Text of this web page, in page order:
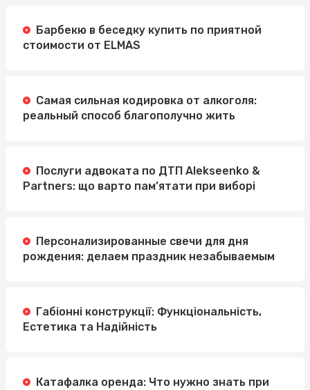
Барбекю в беседку купить по приятной
стоимости от ELMAS
Самая сильная кодировка от алкоголя:
реальный способ благополучно жить
Послуги адвоката по ДТП Alekseenko &
Partners: що варто пам’ятати при виборі
Персонализированные свечи для дня
рождения: делаем праздник незабываемым
Габіонні конструкції: Функціональність,
Естетика та Надійність
Катафалка оренда: Что нужно знать при